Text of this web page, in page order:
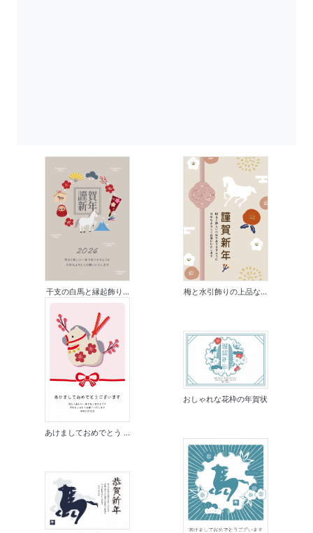
干支の白馬と縁起飾り... 梅と水引飾りの上品な...
あけましておめでとう ...
おしゃれな花枠の年賀状